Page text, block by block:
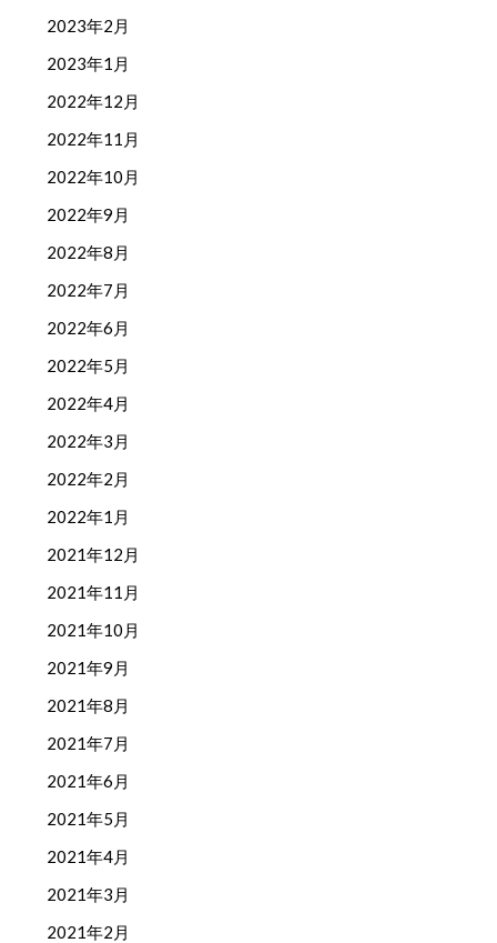
2023年2月
2023年1月
2022年12月
2022年11月
2022年10月
2022年9月
2022年8月
2022年7月
2022年6月
2022年5月
2022年4月
2022年3月
2022年2月
2022年1月
2021年12月
2021年11月
2021年10月
2021年9月
2021年8月
2021年7月
2021年6月
2021年5月
2021年4月
2021年3月
2021年2月